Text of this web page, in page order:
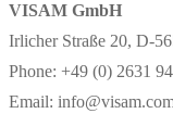
VISAM GmbH
Irlicher Straße 20, D-
Phone: +49 (0) 2631
Email: